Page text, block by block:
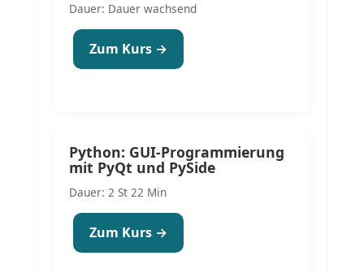
Dauer: Dauer wachsend
Zum Kurs →
Python: GUI-Programmierung
mit PyQt und PySide
Dauer: 2 St 22 Min
Zum Kurs →